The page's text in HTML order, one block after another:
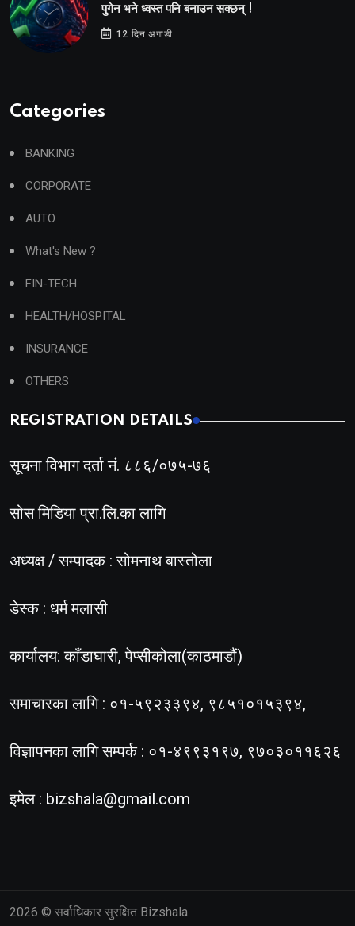
पुगेन भने ध्वस्त पनि बनाउन सक्छन् !
12 दिन अगाडी
Categories
BANKING
CORPORATE
AUTO
What's New ?
FIN-TECH
HEALTH/HOSPITAL
INSURANCE
OTHERS
REGISTRATION DETAILS
सूचना विभाग दर्ता नं. ८८६/०७५-७६
सोस मिडिया प्रा.लि.का लागि
अध्यक्ष / सम्पादक : सोमनाथ बास्तोला
डेस्क : धर्म मलासी
कार्यालय: काँडाघारी, पेप्सीकोला(काठमाडौं)
समाचारका लागि : ०१-५९२३३९४, ९८५१०१५३९४,
विज्ञापनका लागि सम्पर्क : ०१-४९९३१९७, ९७०३०११६२६
इमेल : bizshala@gmail.com
2026 © सर्वाधिकार सुरक्षित Bizshala